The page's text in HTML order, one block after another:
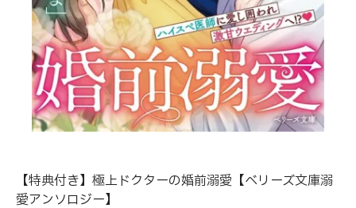
【特典付き】極上ドクターの婚前溺愛【ベリーズ文庫溺
愛アンソロジー】